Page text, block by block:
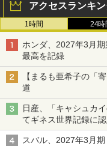
アクセスランキ
1時間 24時
ホンダ、2027年3月
最高を記録
【まるも亜希子の「
道
日産、「キャシュカ
てギネス世界記録に
スバル、2027年3月